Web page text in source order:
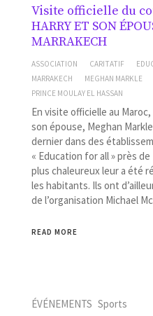
Visite officielle du
HARRY ET SON
MARRAKECH
ASSOCIATION CARITATIF
MARRAKECH
MEGHAN MARKLE
PRINCE MOULAY EL HASSAN
En visite officielle au
son épouse, Meghan
dernier dans des
« Education for all » près
plus chaleureux leur a été
les habitants. Ils ont
de l’organisation Michael
READ MORE
ÉVÉNEMENTS Sports